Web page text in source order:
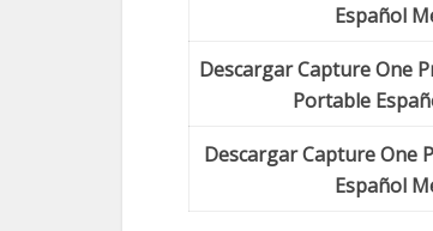
Español
Descargar Capture One
Portable
Descargar Capture One
Español